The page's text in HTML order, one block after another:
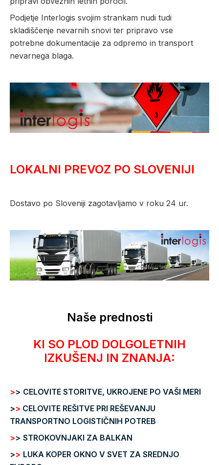
Podjetje Interlogis svojim strankam nudi tudi
skladiščenje nevarnih snovi ter pripravo vse
potrebne dokumentacije za odpremo in transport
nevarnega blaga.
LOKALNI PREVOZ PO SLOVENIJI
Dostavo po Sloveniji zagotavljamo v roku 24 ur.
Naše prednosti
KI SO PLOD DOLGOLETNIH
IZKUŠENJ IN ZNANJA:
>> CELOVITE STORITVE, UKROJENE PO VAŠI MERI
>> CELOVITE REŠITVE PRI REŠEVANJU
TRANSPORTNO LOGISTIČNIH POTREB
>> STROKOVNJAKI ZA BALKAN
>> LUKA KOPER OKNO V SVET ZA SREDNJO